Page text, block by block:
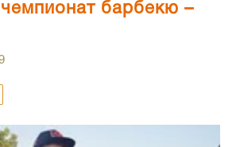
барбекю –